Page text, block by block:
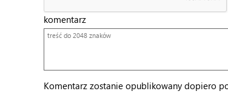
komentarz
Komentarz zostanie opublikowany dopiero